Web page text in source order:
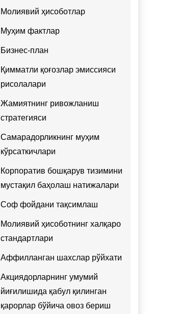
Молиявий ҳисоботлар
Муҳим фактлар
Бизнес-план
Қимматли қоғозлар эмиссияси
рисолалари
Жамиятнинг ривожланиш
стратегияси
Самарадорликнинг муҳим
кўрсаткичлари
Корпоратив бошқарув тизимини
мустақил баҳолаш натижалари
Соф фойдани тақсимлаш
Молиявий ҳисоботнинг халқаро
стандартлари
Аффилланган шахслар рўйхати
Акциядорларнинг умумий
йиғилишида қабул қилинган
қарорлар бўйича овоз бериш